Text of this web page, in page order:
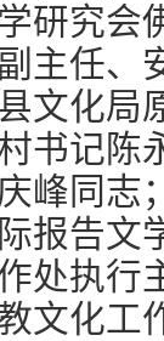
研究会
主任、
文化局
书记陈
峰同志
报告文
处执行
文化工